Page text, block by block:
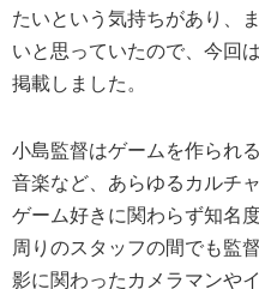
たいという気持ちがあり、
いと思っていたので、今回
掲載しました。
小島監督はゲームを作られ
音楽など、あらゆるカルチ
ゲーム好きに関わらず知名
周りのスタッフの間でも監
影に関わったカメラマンや